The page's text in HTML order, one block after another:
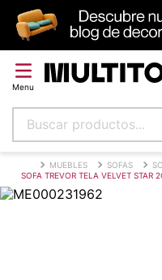
Buscar productos...
MUEBLES SOFAS
SOFA TREVOR TELA VELVET STAR
Términos más buscados
papel tapiz